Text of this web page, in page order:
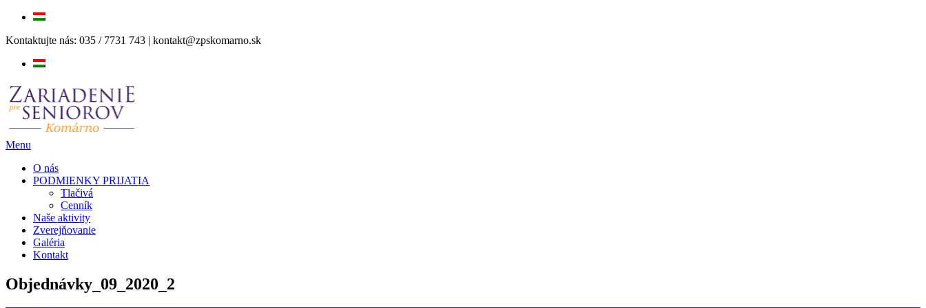
Prejsť
obsah
Kontaktujte nás: 035 / 7731 743 | kontakt@zpskomarno.sk
Menu
O nás
PODMIENKY PRIJATIA
Tlačivá
Cenník
Naše aktivity
Zverejňovanie
Galéria
Kontakt
Objednávky_09_2020_2